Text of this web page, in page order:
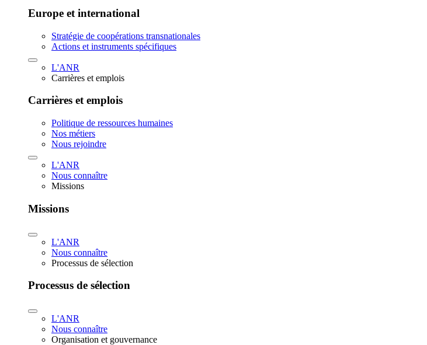
Europe et international
Stratégie de coopérations transnationales
Actions et instruments spécifiques
L'ANR
Carrières et emplois
Carrières et emplois
Politique de ressources humaines
Nos métiers
Nous rejoindre
L'ANR
Nous connaître
Missions
Missions
L'ANR
Nous connaître
Processus de sélection
Processus de sélection
L'ANR
Nous connaître
Organisation et gouvernance